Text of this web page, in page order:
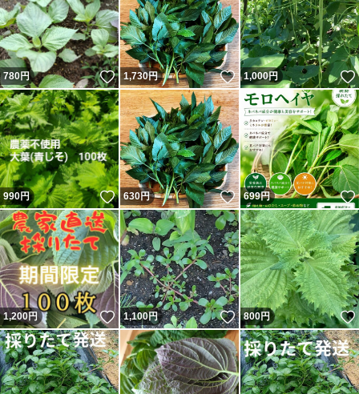
780円 いいね！
1,730円 いいね！
1,000円
990円 いいね！
630円 いいね！
699円
1,200円 いいね！
1,100円 いいね！
800円